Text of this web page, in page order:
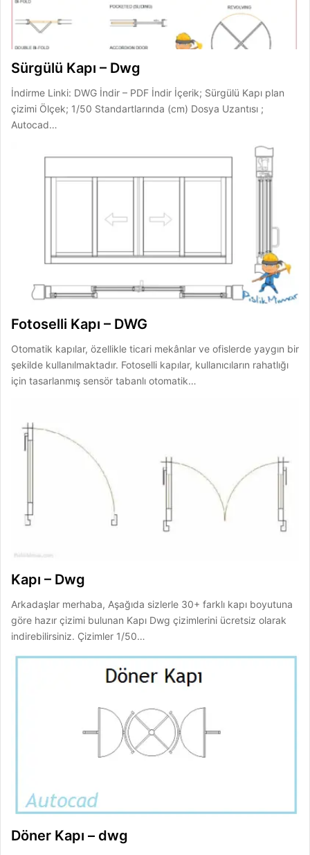
Sürgülü Kapı – Dwg
İndirme Linki: DWG İndir – PDF İndir İçerik; Sürgülü Kapı plan
çizimi Ölçek; 1/50 Standartlarında (cm) Dosya Uzantısı ;
Autocad…
Fotoselli Kapı – DWG
Otomatik kapılar, özellikle ticari mekânlar ve ofislerde yaygın bir
şekilde kullanılmaktadır. Fotoselli kapılar, kullanıcıların rahatlığı
için tasarlanmış sensör tabanlı otomatik…
Kapı – Dwg
Arkadaşlar merhaba, Aşağıda sizlerle 30+ farklı kapı boyutuna
göre hazır çizimi bulunan Kapı Dwg çizimlerini ücretsiz olarak
indirebilirsiniz. Çizimler 1/50…
Döner Kapı – dwg